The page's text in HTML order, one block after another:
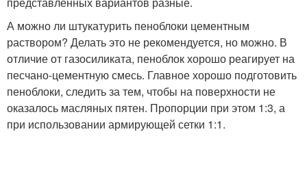
А можно ли штукатурить пеноблоки цементным
раствором? Делать это не рекомендуется, но можно. В
отличие от газосиликата, пеноблок хорошо реагирует на
песчано-цементную смесь. Главное хорошо подготовить
пеноблоки, следить за тем, чтобы на поверхности не
оказалось масляных пятен. Пропорции при этом 1:3, а
при использовании армирующей сетки 1:1.